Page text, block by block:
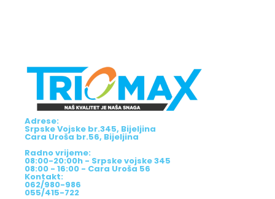
Adrese:
Srpske Vojske br.345, Bijeljina
Cara Uroša br.56, Bijeljina
Radno vrijeme:
08:00-20:00h - Srpske vojske 345
08:00 - 16:00 - Cara Uroša 56
Kontakt:
062/980-986
055/415-722